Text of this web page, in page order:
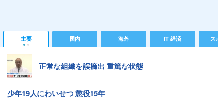
主要 国内 海外 IT 経済 ス
正常な組織を誤摘出 重篤な状態
少年19人にわいせつ 懲役15年